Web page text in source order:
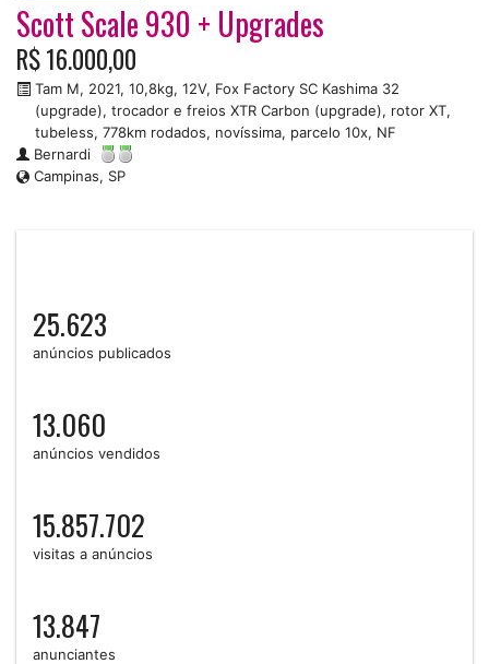
Scott Scale 930 + Upgrades
R$ 16.000,00
Tam M, 2021, 10,8kg, 12V, Fox Factory SC Kashima 32
(upgrade), trocador e freios XTR Carbon (upgrade), rotor XT,
tubeless, 778km rodados, novíssima, parcelo 10x, NF
Bernardi
Campinas, SP
25.623
anúncios publicados
13.060
anúncios vendidos
15.857.702
visitas a anúncios
13.847
anunciantes